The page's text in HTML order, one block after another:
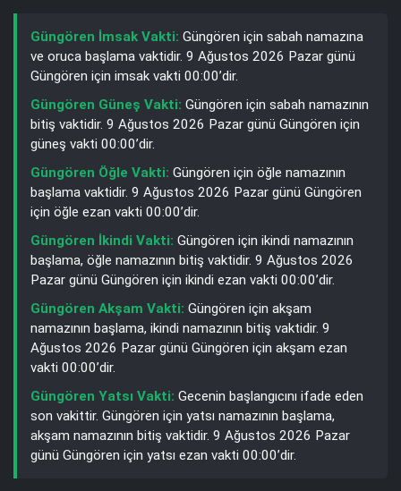
Güngören İmsak Vakti: Güngören için sabah namazına
ve oruca başlama vaktidir. 9 Ağustos 2026 Pazar günü
Güngören için imsak vakti 00:00’dir.
Güngören Güneş Vakti: Güngören için sabah namazının
bitiş vaktidir. 9 Ağustos 2026 Pazar günü Güngören için
güneş vakti 00:00’dir.
Güngören Öğle Vakti: Güngören için öğle namazının
başlama vaktidir. 9 Ağustos 2026 Pazar günü Güngören
için öğle ezan vakti 00:00’dir.
Güngören İkindi Vakti: Güngören için ikindi namazının
başlama, öğle namazının bitiş vaktidir. 9 Ağustos 2026
Pazar günü Güngören için ikindi ezan vakti 00:00’dir.
Güngören Akşam Vakti: Güngören için akşam
namazının başlama, ikindi namazının bitiş vaktidir. 9
Ağustos 2026 Pazar günü Güngören için akşam ezan
vakti 00:00’dir.
Güngören Yatsı Vakti: Gecenin başlangıcını ifade eden
son vakittir. Güngören için yatsı namazının başlama,
akşam namazının bitiş vaktidir. 9 Ağustos 2026 Pazar
günü Güngören için yatsı ezan vakti 00:00’dir.